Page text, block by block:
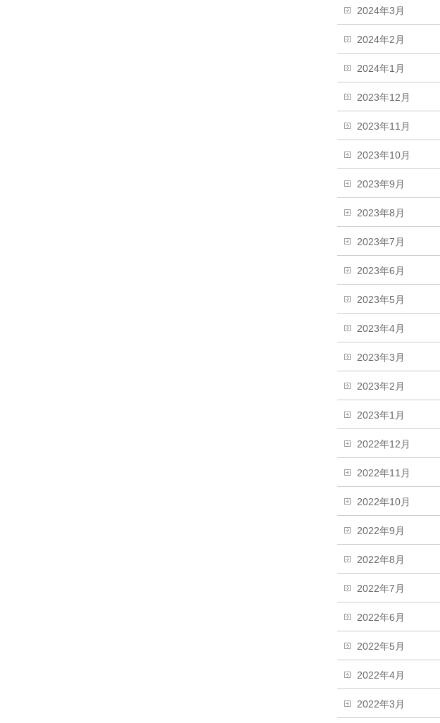
2024年3月
2024年2月
2024年1月
2023年12月
2023年11月
2023年10月
2023年9月
2023年8月
2023年7月
2023年6月
2023年5月
2023年4月
2023年3月
2023年2月
2023年1月
2022年12月
2022年11月
2022年10月
2022年9月
2022年8月
2022年7月
2022年6月
2022年5月
2022年4月
2022年3月